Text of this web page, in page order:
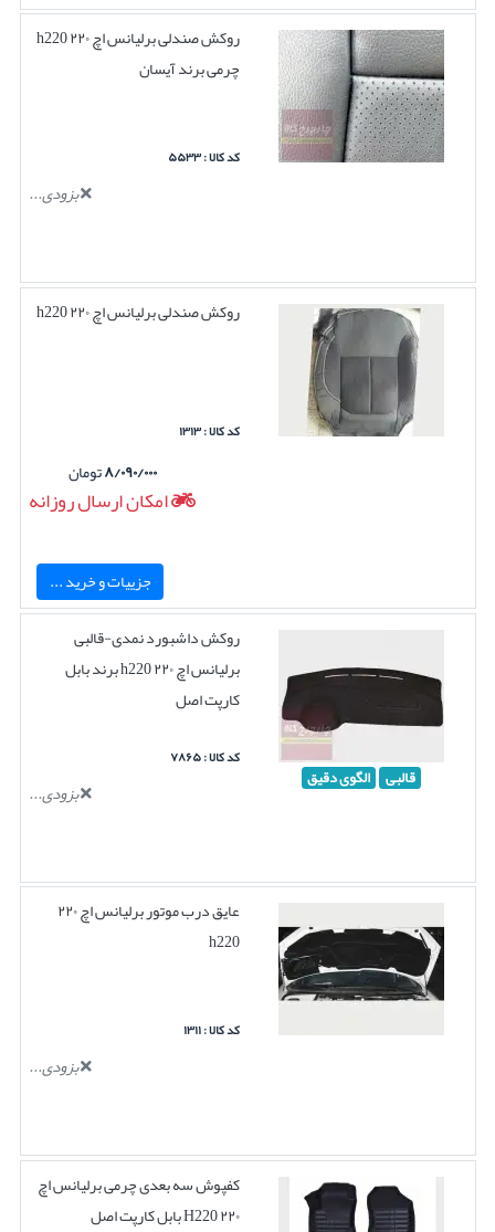
روکش صندلی برلیانس اچ ۲۲۰ h220
چرمی برند آیسان
کد کالا : ۵۵۳۳
بزودی...
روکش صندلی برلیانس اچ ۲۲۰ h220
کد کالا : ۱۳۱۳
۸/۰۹۰/۰۰۰تومان
امکان ارسال روزانه
جزییات و خرید ...
قالبی الگوی دقیق
روکش داشبورد نمدی-قالبی
برلیانس اچ ۲۲۰ h220 برند بابل
کارپت اصل
کد کالا : ۷۸۶۵
بزودی...
عایق درب موتور برلیانس اچ ۲۲۰
h220
کد کالا : ۱۳۱۱
بزودی...
کفپوش سه بعدی چرمی برلیانس اچ
۲۲۰ H220 بابل کارپت اصل